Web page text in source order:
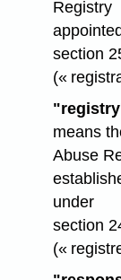
Registry
section
(«
means
Abuse
under
section
(«